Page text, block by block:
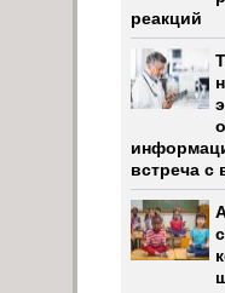
реакций
встреча с